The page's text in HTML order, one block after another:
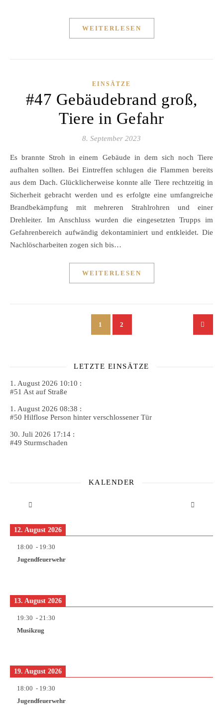
WEITERLESEN
EINSÄTZE
#47 Gebäudebrand groß,
Tiere in Gefahr
8. September 2023
Es brannte Stroh in einem Gebäude in dem sich noch Tiere
aufhalten sollten. Bei Eintreffen schlugen die Flammen bereits
aus dem Dach. Glücklicherweise konnte alle Tiere rechtzeitig in
Sicherheit gebracht werden und es erfolgte eine umfangreiche
Brandbekämpfung mit mehreren Strahlrohren und einer
Drehleiter. Im Anschluss wurden die eingesetzten Trupps im
Gefahrenbereich aufwändig dekontaminiert und entkleidet. Die
Nachlöscharbeiten zogen sich bis…
WEITERLESEN
1 2
LETZTE EINSÄTZE
1. August 2026 10:10 :
#51 Ast auf Straße
1. August 2026 08:38 :
#50 Hilflose Person hinter verschlossener Tür
30. Juli 2026 17:14 :
#49 Sturmschaden
KALENDER
12. August 2026
18:00 - 19:30
Jugendfeuerwehr
13. August 2026
19:30 - 21:30
Musikzug
19. August 2026
18:00 - 19:30
Jugendfeuerwehr